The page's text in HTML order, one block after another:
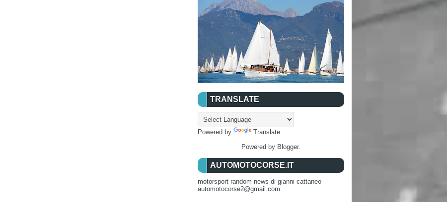
TRANSLATE
Powered by
Translate
Powered by Blogger.
AUTOMOTOCORSE.IT
motorsport random news di gianni cattaneo
automotocorse2@gmail.com